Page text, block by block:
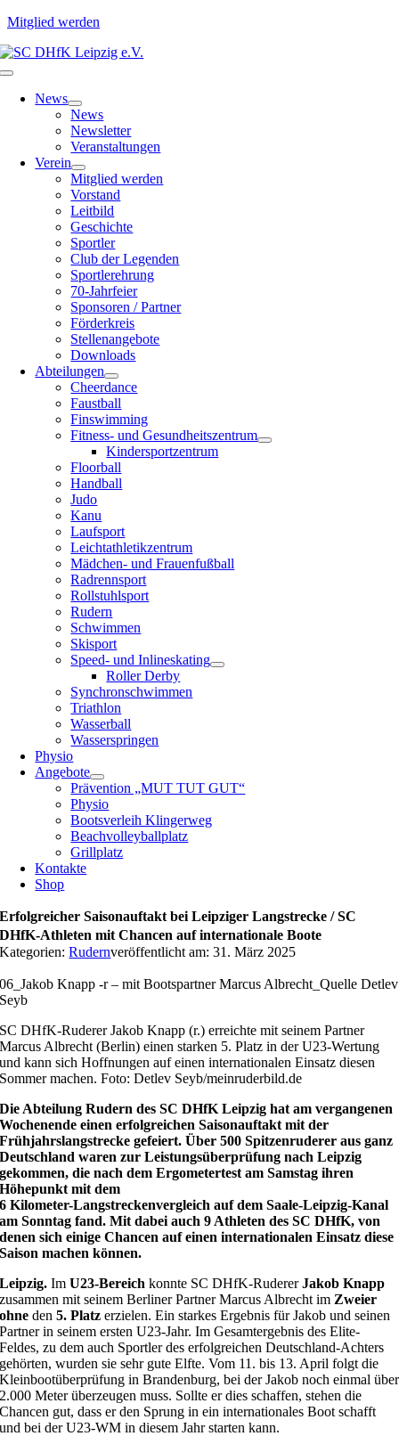
Mitglied werden
Zum
Inhalt
Toggle
NavigationNews
News
Newsletter
Veranstaltungen
Verein
Mitglied werden
Vorstand
Leitbild
Geschichte
Sportler
Club der Legenden
Sportlerehrung
70-Jahrfeier
Sponsoren / Partner
Förderkreis
Stellenangebote
Downloads
Abteilungen
Cheerdance
Faustball
Finswimming
Fitness- und Gesundheitszentrum
Kindersportzentrum
Floorball
Handball
Judo
Kanu
Laufsport
Leichtathletikzentrum
Mädchen- und Frauenfußball
Radrennsport
Rollstuhlsport
Rudern
Schwimmen
Skisport
Speed- und Inlineskating
Roller Derby
Synchronschwimmen
Triathlon
Wasserball
Wasserspringen
Physio
Angebote
Prävention „MUT TUT GUT“
Physio
Bootsverleih Klingerweg
Beachvolleyballplatz
Grillplatz
Kontakte
Shop
Erfolgreicher Saisonauftakt bei Leipziger Langstrecke / SC
DHfK-Athleten mit Chancen auf internationale Boote
Kategorien:Rudernveröffentlicht am: 31. März 2025
06_Jakob Knapp -r – mit Bootspartner Marcus Albrecht_Quelle Detlev
Seyb
SC DHfK-Ruderer Jakob Knapp (r.) erreichte mit seinem Partner
Marcus Albrecht (Berlin) einen starken 5. Platz in der U23-Wertung
und kann sich Hoffnungen auf einen internationalen Einsatz diesen
Sommer machen. Foto: Detlev Seyb/meinruderbild.de
Die Abteilung Rudern des SC DHfK Leipzig hat am vergangenen
Wochenende einen erfolgreichen Saisonauftakt mit der
Frühjahrslangstrecke gefeiert. Über 500 Spitzenruderer aus ganz
Deutschland waren zur Leistungsüberprüfung nach Leipzig
gekommen, die nach dem Ergometertest am Samstag ihren
Höhepunkt mit dem
6 Kilometer-Langstreckenvergleich auf dem Saale-Leipzig-Kanal
am Sonntag fand. Mit dabei auch 9 Athleten des SC DHfK, von
denen sich einige Chancen auf einen internationalen Einsatz diese
Saison machen können.
Leipzig.ImU23-Bereich konnte SC DHfK-RudererJakob Knapp
zusammen mit seinem Berliner Partner Marcus Albrecht im Zweier
ohne den5. Platz erzielen. Ein starkes Ergebnis für Jakob und seinen
Partner in seinem ersten U23-Jahr. Im Gesamtergebnis des Elite-
Feldes, zu dem auch Sportler des erfolgreichen Deutschland-Achters
gehörten, wurden sie sehr gute Elfte. Vom 11. bis 13. April folgt die
Kleinbootüberprüfung in Brandenburg, bei der Jakob noch einmal über
2.000 Meter überzeugen muss. Sollte er dies schaffen, stehen die
Chancen gut, dass er den Sprung in ein internationales Boot schafft
und bei der U23-WM in diesem Jahr starten kann.